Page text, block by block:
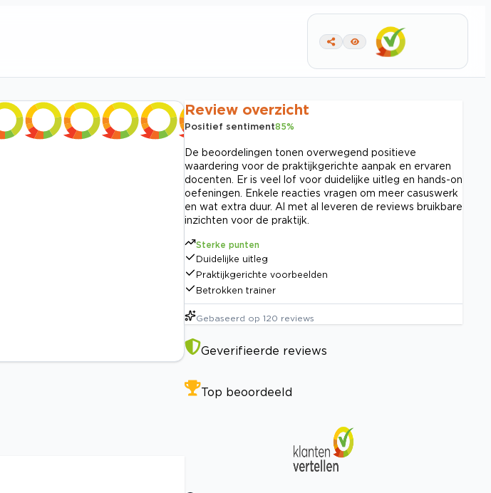
Review overzicht
Positief sentiment85%
De beoordelingen tonen overwegend positieve
waardering voor de praktijkgerichte aanpak en ervaren
docenten. Er is veel lof voor duidelijke uitleg en hands-on
oefeningen. Enkele reacties vragen om meer casuswerk
en wat extra duur. Al met al leveren de reviews bruikbare
inzichten voor de praktijk.
Sterke punten
Duidelijke uitleg
Praktijkgerichte voorbeelden
Betrokken trainer
Gebaseerd op 120 reviews
Geverifieerde reviews
Top beoordeeld